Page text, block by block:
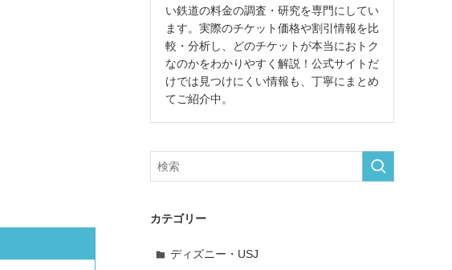
い鉄道の料金の調査・研究を専門にしてい
ます。実際のチケット価格や割引情報を比
較・分析し、どのチケットが本当におトク
なのかをわかりやすく解説！公式サイトだ
けでは見つけにくい情報も、丁寧にまとめ
てご紹介中。
カテゴリー
ディズニー・USJ